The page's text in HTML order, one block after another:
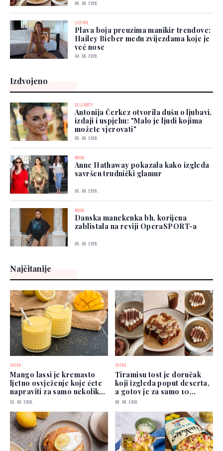
06. 08. 2026.
LJEPOTA
Plava boja preuzima manikir trendove:
Hailey Bieber među zvijezdama koje je
već nose
04. 08. 2026.
Izdvojeno
CELEBRITY
Antonija Čerkez otvorila dušu o ljubavi,
izdaji i uspjehu: "Malo je ljudi kojima
možete vjerovati"
05. 08. 2026.
MODA
Anne Hathaway pokazala kako izgleda
savršen trudnički glamur
05. 08. 2026.
MODA
Danska manekenka bh. korijena
zablistala na reviji OperaSPORT-a
05. 08. 2026.
Najčitanije
SOFRA
Mango lassi je kremasto
ljetno osvježenje koje ćete
napraviti za samo nekoliko
minuta
03. 08. 2026.
SOFRA
Tiramisu tost je doručak
koji izgleda poput deserta,
a gotov je za samo 10
minuta
06. 08. 2026.